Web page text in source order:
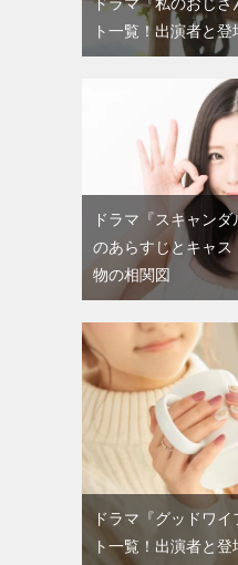
ト一覧！出演者と
ドラマ『スキャンダ
のあらすじとキャス
物の相関図
ドラマ『グッドワ
ト一覧！出演者と